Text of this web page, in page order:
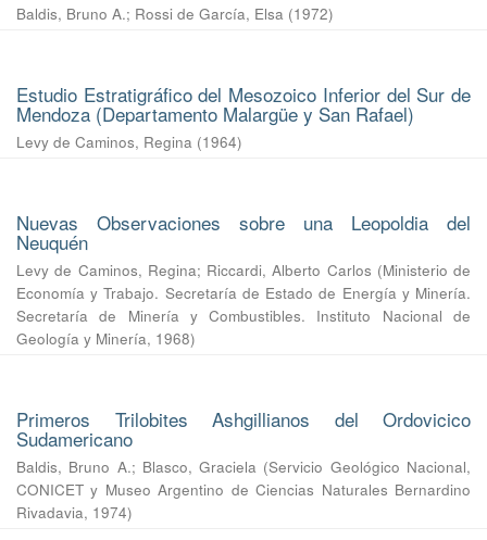
Baldis, Bruno A.; Rossi de García, Elsa (1972)
Estudio Estratigráfico del Mesozoico Inferior del Sur de
Mendoza (Departamento Malargüe y San Rafael)
Levy de Caminos, Regina (1964)
Nuevas Observaciones sobre una Leopoldia del
Neuquén
Levy de Caminos, Regina; Riccardi, Alberto Carlos (Ministerio de
Economía y Trabajo. Secretaría de Estado de Energía y Minería.
Secretaría de Minería y Combustibles. Instituto Nacional de
Geología y Minería, 1968)
Primeros Trilobites Ashgillianos del Ordovicico
Sudamericano
Baldis, Bruno A.; Blasco, Graciela (Servicio Geológico Nacional,
CONICET y Museo Argentino de Ciencias Naturales Bernardino
Rivadavia, 1974)